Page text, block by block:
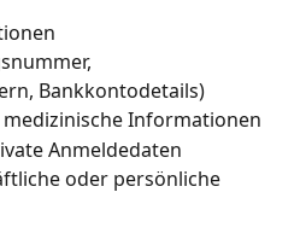
Bankkontodetails)
Informationen
Anmeldedaten
oder persönliche